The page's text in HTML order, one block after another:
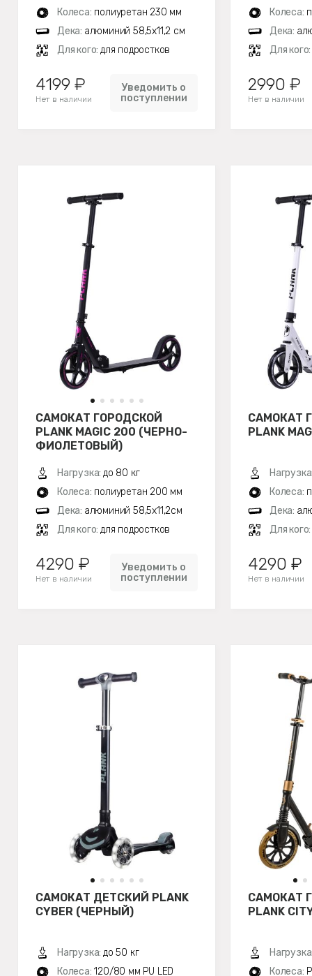
Колеса: полиуретан 230 мм
Дека: алюминий 58,5х11,2 см
Для кого: для подростков
4199 ₽
Нет в наличии
Уведомить о
поступлении
Колеса:
Дека:
Для кого:
2990 ₽
Нет в наличии
САМОКАТ ГОРОДСКОЙ
PLANK MAGIC 200 (ЧЕРНО-
ФИОЛЕТОВЫЙ)
Нагрузка: до 80 кг
Колеса: полиуретан 200 мм
Дека: алюминий 58,5х11,2см
Для кого: для подростков
4290 ₽
Нет в наличии
Уведомить о
поступлении
САМОКАТ
PLANK
Колеса:
Дека:
Для кого:
4290 ₽
Нет в наличии
САМОКАТ ДЕТСКИЙ PLANK
CYBER (ЧЕРНЫЙ)
Нагрузка: до 50 кг
Колеса: 120/80 мм PU LED
САМОКАТ
PLANK
Колеса: